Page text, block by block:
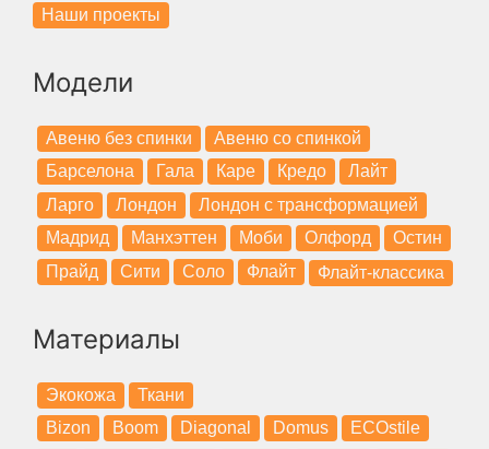
Наши проекты
Модели
Авеню без спинки
Авеню со спинкой
Барселона
Гала Каре Кредо
Лайт
Ларго
Лондон
Лондон с трансформацией
Мадрид
Манхэттен Моби Олфорд
Остин
Прайд
Сити Соло Флайт Флайт-классика
Материалы
Экокожа
Ткани
Bizon
Boom Diagonal Domus
ECOstile